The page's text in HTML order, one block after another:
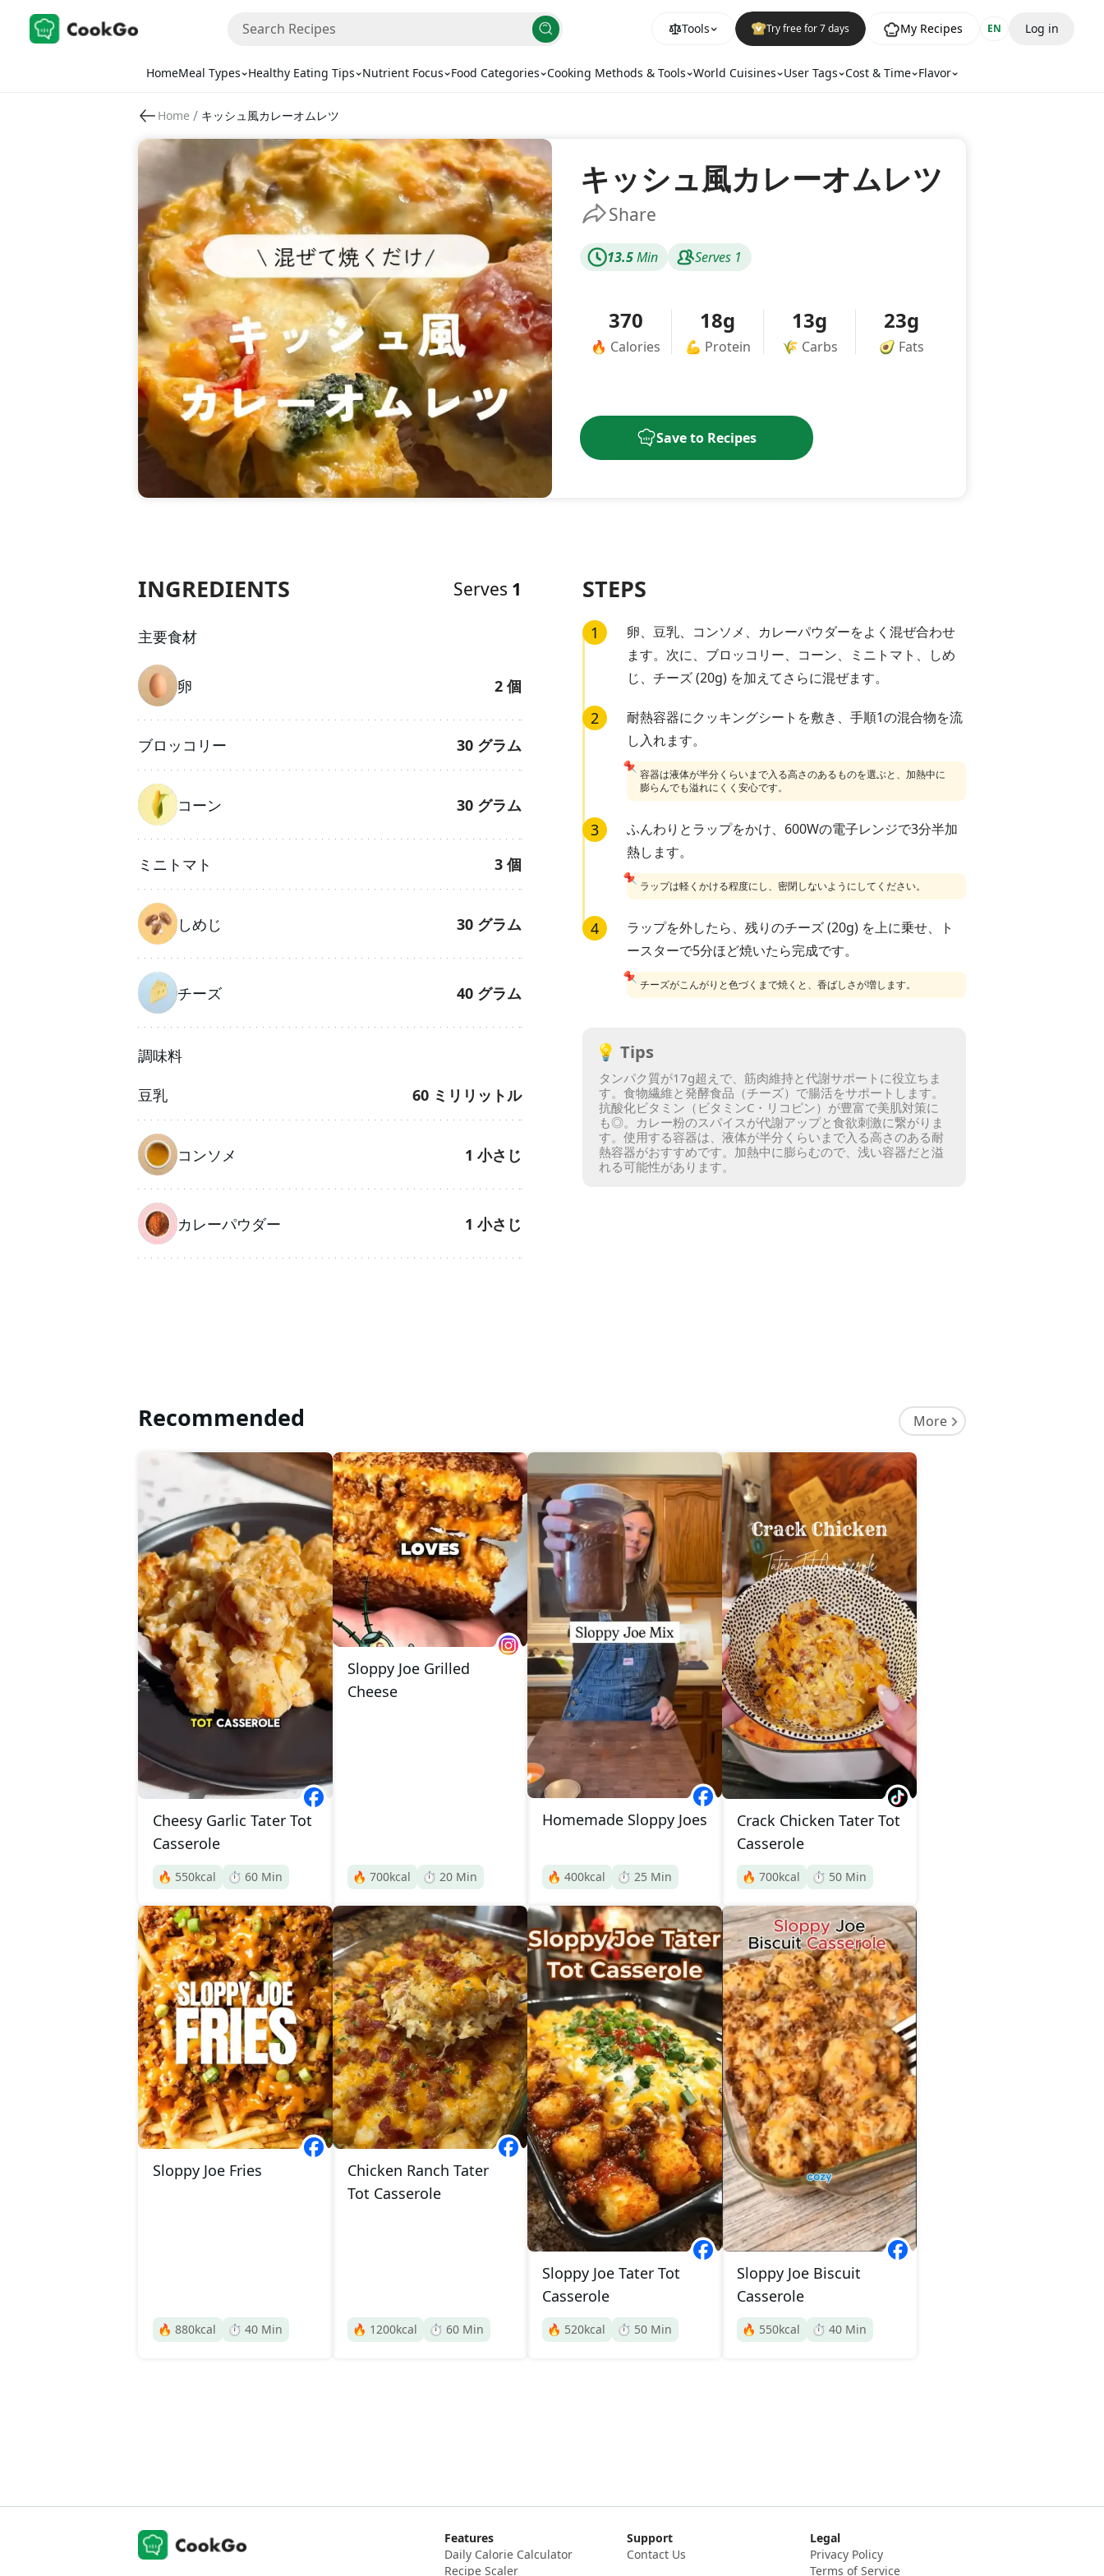
Tools Try free for 7 days My Recipes EN Log in
HomeMeal Types Healthy Eating Tips Nutrient Focus Food Categories Cooking Methods & Tools World Cuisines User Tags Cost & Time Flavor
Home / キッシュ風カレーオムレツ
キッシュ風カレーオムレツ
Share
13.5 Min Serves 1
370
🔥 Calories
18g
💪 Protein
13g
🌾 Carbs
23g
🥑 Fats
Save to Recipes
INGREDIENTS Serves 1
主要食材
卵 2 個
ブロッコリー 30 グラム
コーン 30 グラム
ミニトマト 3 個
しめじ 30 グラム
チーズ 40 グラム
調味料
豆乳
60 ミリリットル
コンソメ 1 小さじ
カレーパウダー 1 小さじ
STEPS
1
卵、豆乳、コンソメ、カレーパウダーをよく混ぜ合わせ
ます。次に、ブロッコリー、コーン、ミニトマト、しめ
じ、チーズ (20g) を加えてさらに混ぜます。
2
耐熱容器にクッキングシートを敷き、手順1の混合物を流
し入れます。
容器は液体が半分くらいまで入る高さのあるものを選ぶと、加熱中に
膨らんでも溢れにくく安心です。
📌
3
ふんわりとラップをかけ、600Wの電子レンジで3分半加
熱します。
ラップは軽くかける程度にし、密閉しないようにしてください。
📌
4
ラップを外したら、残りのチーズ (20g) を上に乗せ、ト
ースターで5分ほど焼いたら完成です。
チーズがこんがりと色づくまで焼くと、香ばしさが増します。
📌
💡 Tips
タンパク質が17g超えで、筋肉維持と代謝サポートに役立ちま
す。 食物繊維と発酵食品（チーズ）で腸活をサポートします。
抗酸化ビタミン（ビタミンC・リコピン）が豊富で美肌対策に
も◎。 カレー粉のスパイスが代謝アップと食欲刺激に繋がりま
す。 使用する容器は、液体が半分くらいまで入る高さのある耐
熱容器がおすすめです。加熱中に膨らむので、浅い容器だと溢
れる可能性があります。
Recommended More
Cheesy Garlic Tater Tot
Casserole
🔥 550kcal ⏱️ 60 Min
Sloppy Joe Grilled
Cheese
🔥 700kcal ⏱️ 20 Min
Homemade Sloppy Joes
🔥 400kcal ⏱️ 25 Min
Crack Chicken Tater Tot
Casserole
🔥 700kcal ⏱️ 50 Min
Sloppy Joe Fries
🔥 880kcal ⏱️ 40 Min
Chicken Ranch Tater
Tot Casserole
🔥 1200kcal ⏱️ 60 Min
Sloppy Joe Tater Tot
Casserole
🔥 520kcal ⏱️ 50 Min
Sloppy Joe Biscuit
Casserole
🔥 550kcal ⏱️ 40 Min
Features
Daily Calorie Calculator
Recipe Scaler
Support
Contact Us
Legal
Privacy Policy
Terms of Service